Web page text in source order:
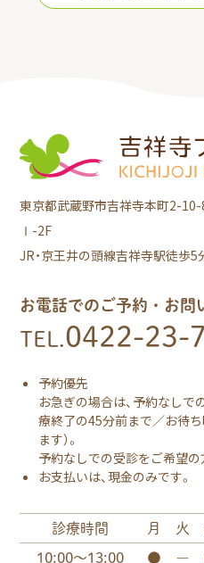
ー
シ
ョ
ン
東京都武蔵野市吉祥寺本町2-
Ⅰ-2F
JR・京王井の頭線吉祥寺駅徒歩5
お電話でのご予約・お問
TEL. 0422-23-
予約優先
お急ぎの場合は、予約なしで
療終了の45分前まで／お待
ます）。
予約なしでの受診をご希望
お支払いは、現金のみです。
診療時間 月 火
10:00〜13:00 ● ー